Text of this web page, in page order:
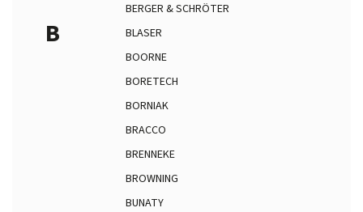
B
BERGER & SCHRÖTER
BLASER
BOORNE
BORETECH
BORNIAK
BRACCO
BRENNEKE
BROWNING
BUNATY